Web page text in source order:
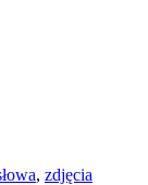
, zdjęcia